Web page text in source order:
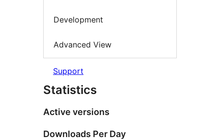
Development
Advanced View
Support
Statistics
Active versions
Downloads Per Day